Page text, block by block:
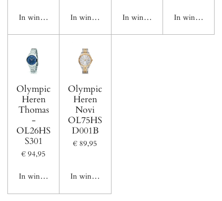
In winkelwagen In winkelwagen In winkelwagen In
Olympic
Heren
Thomas
-
OL26HS
S301
€ 94,95
In winkelwagen
Olympic
Heren
Novi
OL75HS
D001B
€ 89,95
In winkelwagen